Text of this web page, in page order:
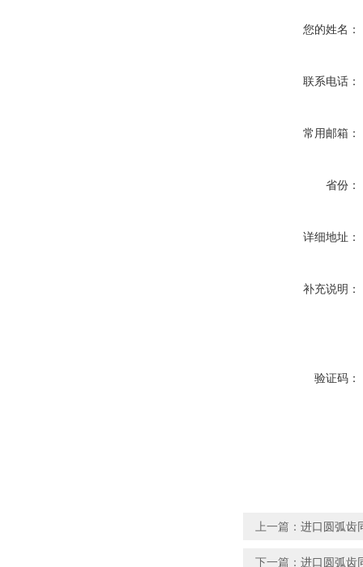
您的姓名：
联系电话：
常用邮箱：
省份：
详细地址：
补充说明：
验证码：
上一篇： 进口圆弧齿
下一篇： 进口圆弧齿